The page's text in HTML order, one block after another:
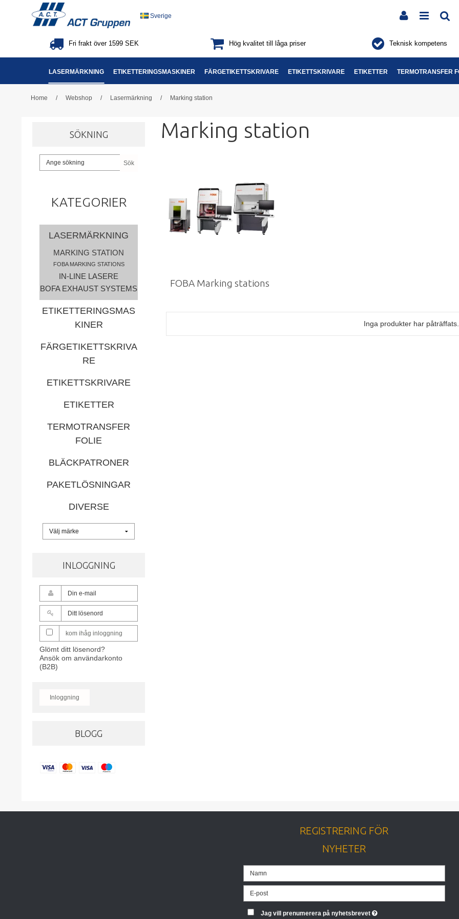
Sverige
Fri frakt över 1599 SEK Hög kvalitet till låga priser Teknisk kompetens
LASERMÄRKNING ETIKETTERINGSMASKINER FÄRGETIKETTSKRIVARE ETIKETTSKRIVARE ETIKETTER TERMOTRANSFER
Home / Webshop / Lasermärkning / Marking station
SÖKNING
Sök
KATEGORIER
LASERMÄRKNING
MARKING STATION
FOBA MARKING STATIONS
IN-LINE LASERE
BOFA EXHAUST SYSTEMS
ETIKETTERINGSMAS
KINER
FÄRGETIKETTSKRIVA
RE
ETIKETTSKRIVARE
ETIKETTER
TERMOTRANSFER
FOLIE
BLÄCKPATRONER
PAKETLÖSNINGAR
DIVERSE
INLOGGNING
kom ihåg inloggning
Glömt ditt lösenord?
Ansök om användarkonto
(B2B)
Inloggning
BLOGG
Marking station
FOBA Marking stations
Inga produkter har påträffats.
REGISTRERING FÖR
NYHETER
Jag vill prenumerera på nyhetsbrevet